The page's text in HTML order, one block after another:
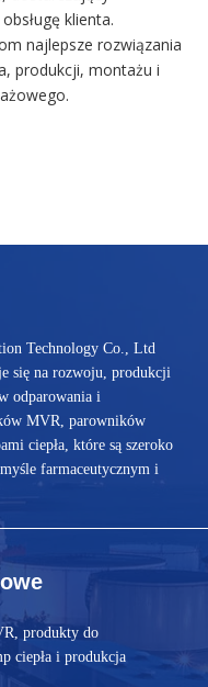
klienta.
najlepsze rozwiązania
produkcji, montażu i
Technology Co., Ltd
się na rozwoju, produkcji
odparowania i
MVR, parowników
ciepła, które są szeroko
farmaceutycznym i
produkty do
ciepła i produkcja